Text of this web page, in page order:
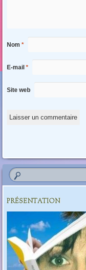
Nom *
E-mail *
Site web
PRÉSENTATION